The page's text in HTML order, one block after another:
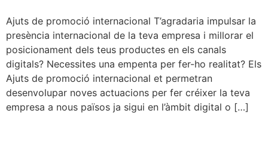
Ajuts de promoció internacional T’agradaria impulsar la
presència internacional de la teva empresa i millorar el
posicionament dels teus productes en els canals
digitals? Necessites una empenta per fer-ho realitat? Els
Ajuts de promoció internacional et permetran
desenvolupar noves actuacions per fer créixer la teva
empresa a nous països ja sigui en l’àmbit digital o […]